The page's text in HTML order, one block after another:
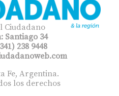
Ciudadano
Santiago 34
238 9448
Fe, Argentina.
los derechos